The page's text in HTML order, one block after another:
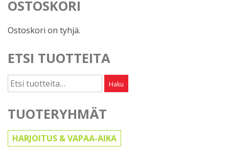
OSTOSKORI
Ostoskori on tyhjä.
ETSI TUOTTEITA
Etsi: Haku
TUOTERYHMÄT
HARJOITUS & VAPAA-AIKA